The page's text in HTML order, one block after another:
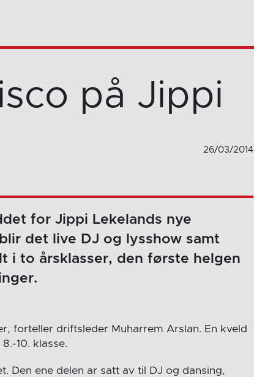
på Jippi
26/03/2014
for Jippi Lekelands nye
det live DJ og lysshow samt
i to årsklasser, den første helgen
forteller driftsleder Muharrem Arslan. En kveld
10. klasse.
Den ene delen ar satt av til DJ og dansing,